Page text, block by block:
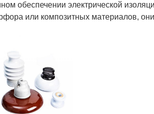
обеспечении электрической
или композитных материалов,